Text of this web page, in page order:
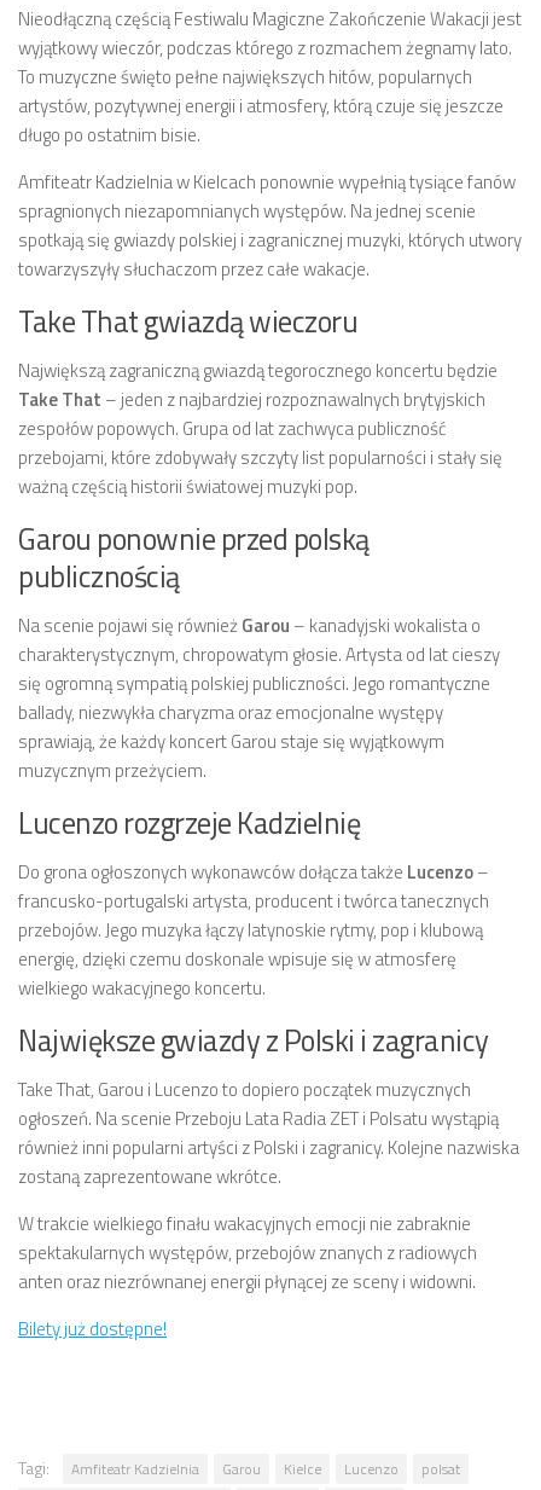
Nieodłączną częścią Festiwalu Magiczne Zakończenie Wakacji jest
wyjątkowy wieczór, podczas którego z rozmachem żegnamy lato.
To muzyczne święto pełne największych hitów, popularnych
artystów, pozytywnej energii i atmosfery, którą czuje się jeszcze
długo po ostatnim bisie.
Amfiteatr Kadzielnia w Kielcach ponownie wypełnią tysiące fanów
spragnionych niezapomnianych występów. Na jednej scenie
spotkają się gwiazdy polskiej i zagranicznej muzyki, których utwory
towarzyszyły słuchaczom przez całe wakacje.
Take That gwiazdą wieczoru
Największą zagraniczną gwiazdą tegorocznego koncertu będzie
Take That – jeden z najbardziej rozpoznawalnych brytyjskich
zespołów popowych. Grupa od lat zachwyca publiczność
przebojami, które zdobywały szczyty list popularności i stały się
ważną częścią historii światowej muzyki pop.
Garou ponownie przed polską
publicznością
Na scenie pojawi się równieżGarou – kanadyjski wokalista o
charakterystycznym, chropowatym głosie. Artysta od lat cieszy
się ogromną sympatią polskiej publiczności. Jego romantyczne
ballady, niezwykła charyzma oraz emocjonalne występy
sprawiają, że każdy koncert Garou staje się wyjątkowym
muzycznym przeżyciem.
Lucenzo rozgrzeje Kadzielnię
Do grona ogłoszonych wykonawców dołącza także Lucenzo–
francusko-portugalski artysta, producent i twórca tanecznych
przebojów. Jego muzyka łączy latynoskie rytmy, pop i klubową
energię, dzięki czemu doskonale wpisuje się w atmosferę
wielkiego wakacyjnego koncertu.
Największe gwiazdy z Polski i zagranicy
Take That, Garou i Lucenzo to dopiero początek muzycznych
ogłoszeń. Na scenie Przeboju Lata Radia ZET i Polsatu wystąpią
również inni popularni artyści z Polski i zagranicy. Kolejne nazwiska
zostaną zaprezentowane wkrótce.
W trakcie wielkiego finału wakacyjnych emocji nie zabraknie
spektakularnych występów, przebojów znanych z radiowych
anten oraz niezrównanej energii płynącej ze sceny i widowni.
Bilety już dostępne!
Tagi: Amfiteatr Kadzielnia Garou Kielce Lucenzo
polsat